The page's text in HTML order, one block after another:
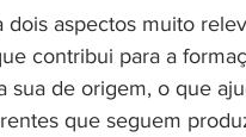
aspectos muito
contribui para a
de origem, o que
que seguem